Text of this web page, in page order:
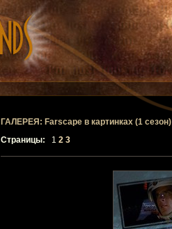
ГАЛЕРЕЯ: Farscape в картинках (1 сезон)
Страницы: 1 2 3